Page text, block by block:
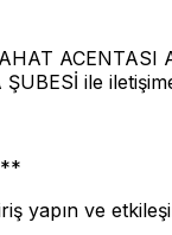
ile
yapın ve